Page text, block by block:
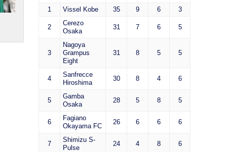
1 Vissel Kobe 35 9 6 3
2
Cerezo
Osaka
31 7 6 5
3
Nagoya
Grampus
Eight
31 8 5 5
4
Sanfrecce
Hiroshima
30 8 4 6
5
Gamba
Osaka
28 5 8 5
6
Fagiano
Okayama FC
26 6 6 6
7
Shimizu S-
Pulse
24 4 8 6